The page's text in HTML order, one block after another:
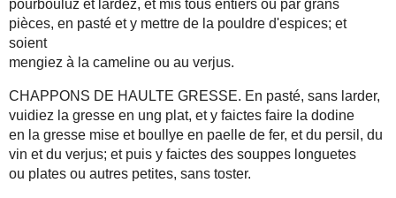
pourbouluz et lardez, et mis tous entiers ou par grans
pièces, en pasté et y mettre de la pouldre d'espices; et
soient
mengiez à la cameline ou au verjus.
CHAPPONS DE HAULTE GRESSE. En pasté, sans larder,
vuidiez la gresse en ung plat, et y faictes faire la dodine
en la gresse mise et boullye en paelle de fer, et du persil, du
vin et du verjus; et puis y faictes des souppes longuetes
ou plates ou autres petites, sans toster.